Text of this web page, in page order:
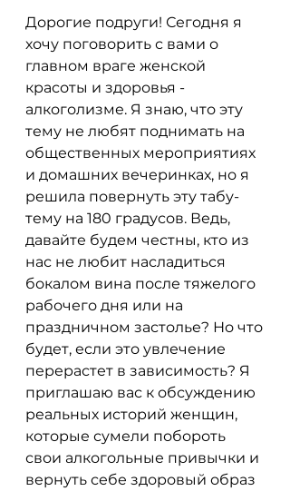
Дорогие подруги! Сегодня я
хочу поговорить с вами о
главном враге женской
красоты и здоровья -
алкоголизме. Я знаю, что эту
тему не любят поднимать на
общественных мероприятиях
и домашних вечеринках, но я
решила повернуть эту табу-
тему на 180 градусов. Ведь,
давайте будем честны, кто из
нас не любит насладиться
бокалом вина после тяжелого
рабочего дня или на
праздничном застолье? Но что
будет, если это увлечение
перерастет в зависимость? Я
приглашаю вас к обсуждению
реальных историй женщин,
которые сумели побороть
свои алкогольные привычки и
вернуть себе здоровый образ